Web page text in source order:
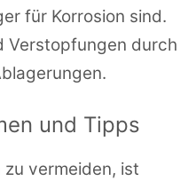
für Korrosion sind.
Verstopfungen durch
und Tipps
vermeiden, ist